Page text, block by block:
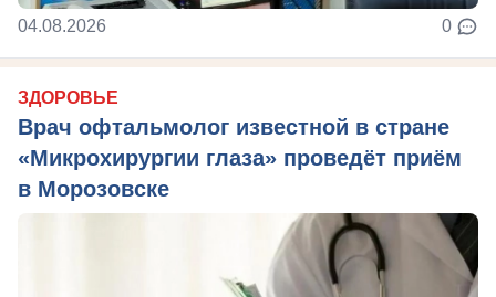
04.08.2026 0
ЗДОРОВЬЕ
Врач офтальмолог известной в стране
«Микрохирургии глаза» проведёт приём
в Морозовске